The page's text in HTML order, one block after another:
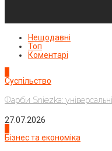
Нещодавні
Топ
Коментарі
Суспільство
Фарби Sniezka: універсальні
27.07.2026
Бізнес та економіка